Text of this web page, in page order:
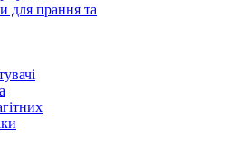
для прання та